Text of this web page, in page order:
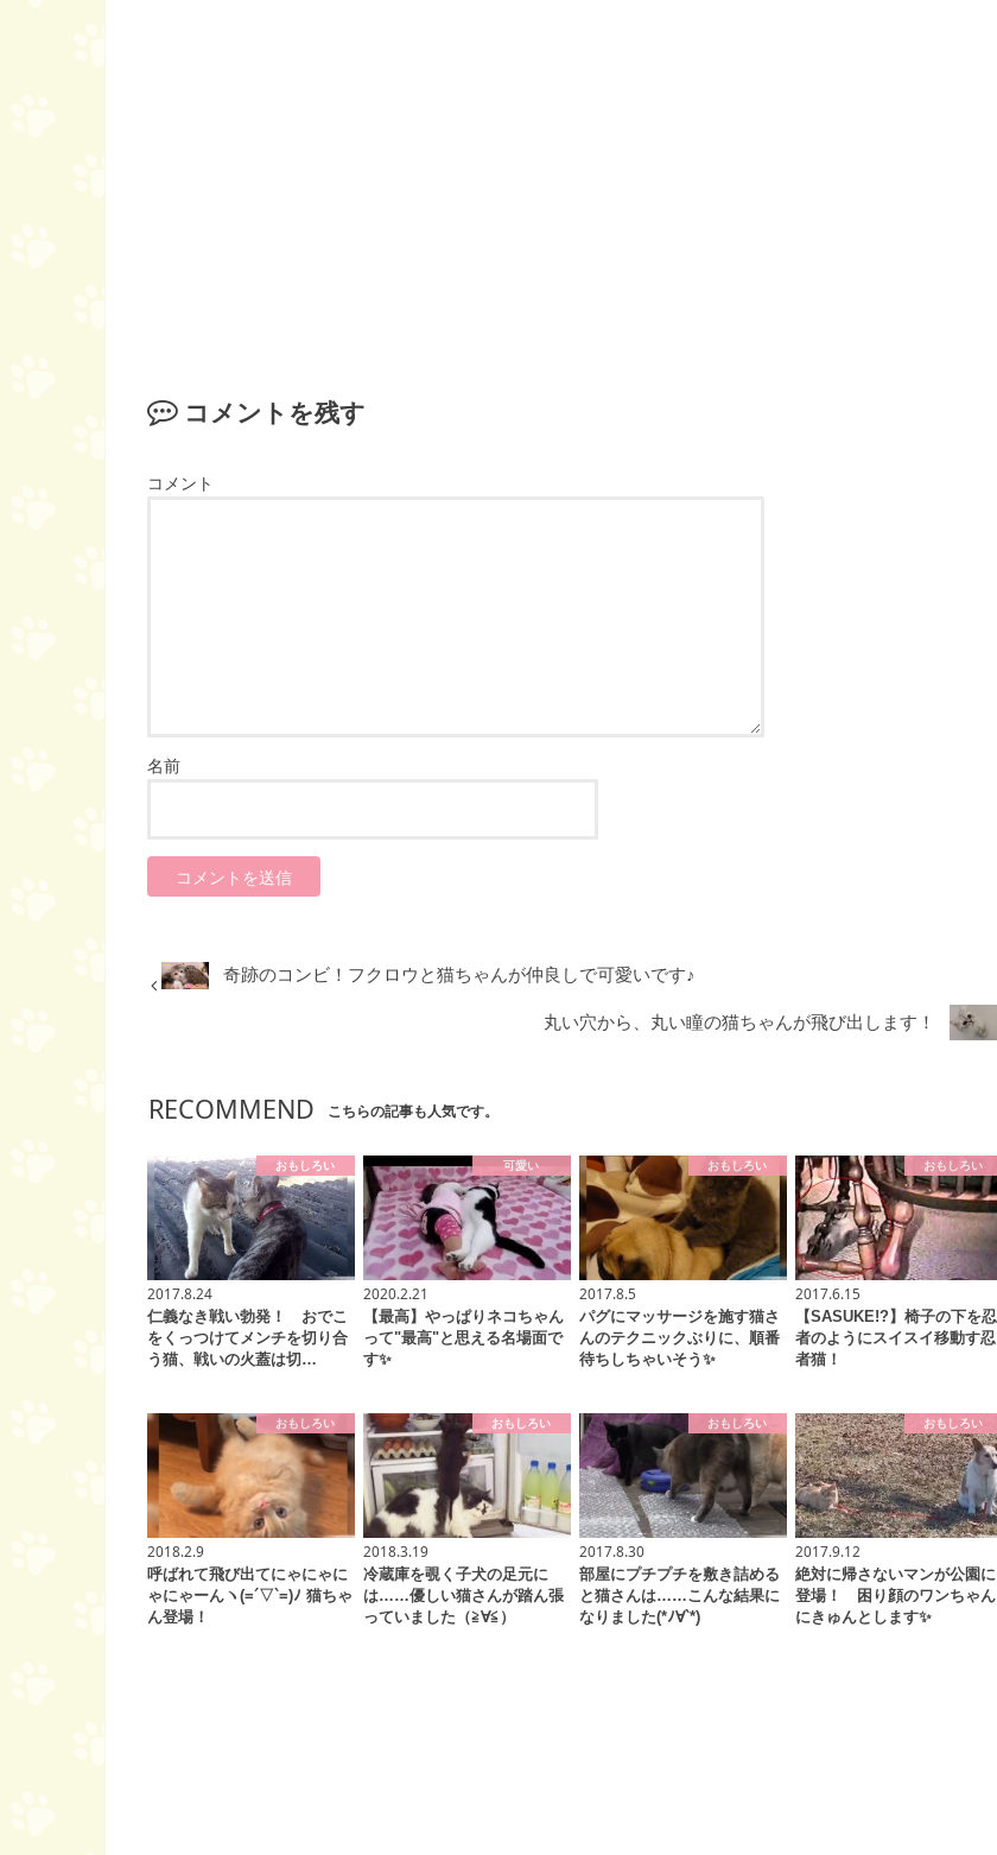
コメントを残す
コメント
名前
奇跡のコンビ！フクロウと猫ちゃんが仲良しで可愛いです♪
丸い穴から、丸い瞳の猫ちゃんが飛び出します！
RECOMMEND こちらの記事も人気です。
おもしろい
2017.8.24
仁義なき戦い勃発！ おでこ
をくっつけてメンチを切り合
う猫、戦いの火蓋は切…
可愛い
2020.2.21
【最高】やっぱりネコちゃん
って"最高"と思える名場面で
す✨
おもしろい
2017.8.5
パグにマッサージを施す猫さ
んのテクニックぶりに、順番
待ちしちゃいそう✨
おもしろい
2017.6.15
【SASUKE!?】椅子の下を忍
者のようにスイスイ移動す忍
者猫！
おもしろい
2018.2.9
呼ばれて飛び出てにゃにゃに
ゃにゃーんヽ(=´▽`=)ﾉ 猫ちゃ
ん登場！
おもしろい
2018.3.19
冷蔵庫を覗く子犬の足元に
は……優しい猫さんが踏ん張
っていました（≧∀≦）
おもしろい
2017.8.30
部屋にプチプチを敷き詰める
と猫さんは……こんな結果に
なりました(*ﾉ∀`*)
おもしろい
2017.9.12
絶対に帰さないマンが公園に
登場！ 困り顔のワンちゃん
にきゅんとします✨